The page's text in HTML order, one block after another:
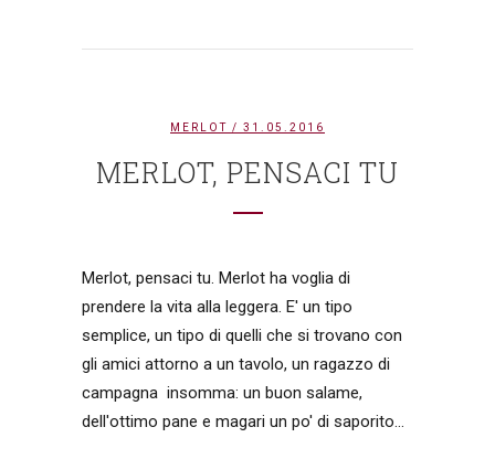
MERLOT / 31.05.2016
MERLOT, PENSACI TU
Merlot, pensaci tu. Merlot ha voglia di
prendere la vita alla leggera. E' un tipo
semplice, un tipo di quelli che si trovano con
gli amici attorno a un tavolo, un ragazzo di
campagna insomma: un buon salame,
dell'ottimo pane e magari un po' di saporito...